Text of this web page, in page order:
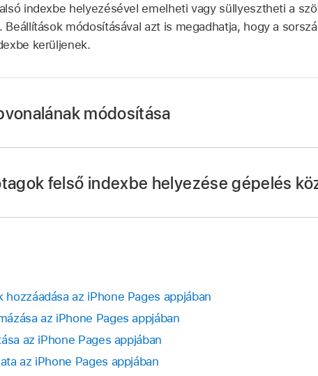
indexbe helyezésével emelheti vagy süllyesztheti a
módosításával azt is megadhatja, hogy a
kerüljenek.
módosítása
koppintson a Szöveg vagy a Cella elemre.
felső indexbe helyezése gépelés
elemet, majd koppintson a képernyő tetején lévő
az iPhone Pages appjában
az iPhone Pages appjában
az iPhone Pages appjában
az iPhone Pages appjában